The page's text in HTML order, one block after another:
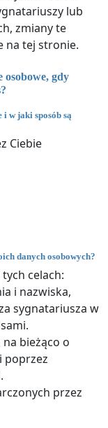
lub
zmiany te
na tej stronie.
osobowe, gdy
i w jaki sposób są
Ciebie
danych osobowych?
celach:
i nazwiska,
sygnatariusza w
bieżąco o
poprzez
przez